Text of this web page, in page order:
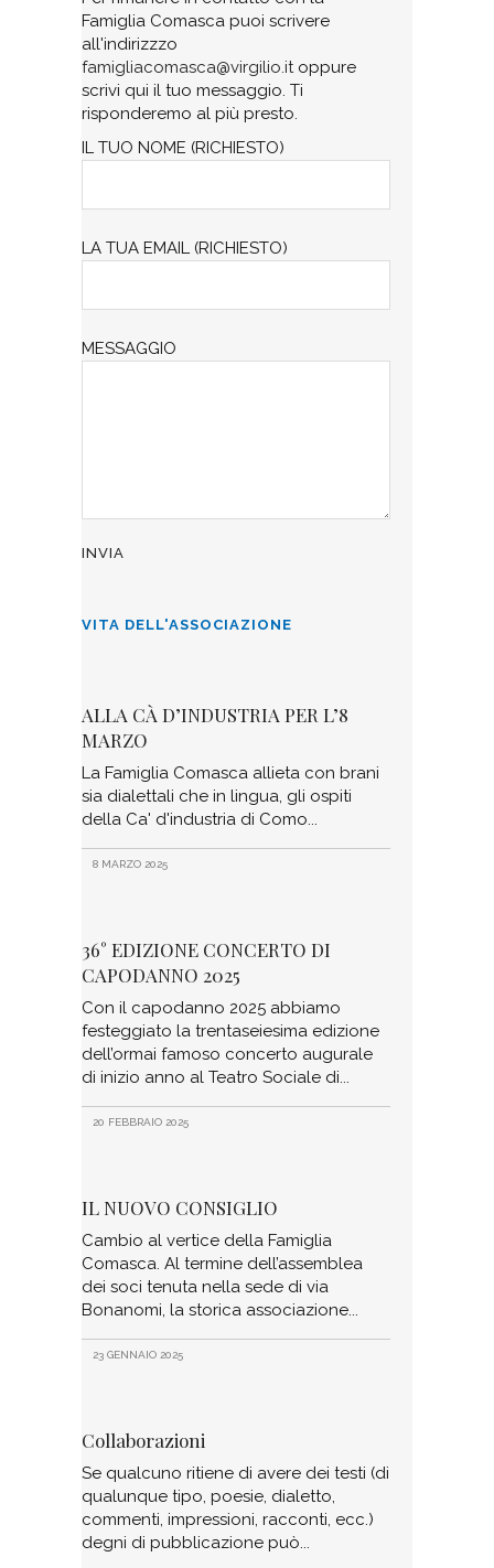
Famiglia Comasca puoi scrivere
all'indirizzzo
famigliacomasca@virgilio.itoppure
scrivi qui il tuo messaggio. Ti
risponderemo al più presto.
IL TUO NOME (RICHIESTO)
LA TUA EMAIL (RICHIESTO)
MESSAGGIO
VITA DELL'ASSOCIAZIONE
ALLA CÀ D’INDUSTRIA PER L’8
MARZO
La Famiglia Comasca allieta con brani
sia dialettali che in lingua, gli ospiti
della Ca' d'industria di Como
8 MARZO 2025
36° EDIZIONE CONCERTO DI
CAPODANNO 2025
Con il capodanno 2025 abbiamo
festeggiato la trentaseiesima edizione
dell’ormai famoso concerto augurale
di inizio anno al Teatro Sociale di
20 FEBBRAIO 2025
IL NUOVO CONSIGLIO
Cambio al vertice della Famiglia
Comasca. Al termine dell’assemblea
dei soci tenuta nella sede di via
Bonanomi, la storica associazione
23 GENNAIO 2025
Collaborazioni
Se qualcuno ritiene di avere dei testi (di
qualunque tipo, poesie, dialetto,
commenti, impressioni, racconti, ecc.)
degni di pubblicazione può